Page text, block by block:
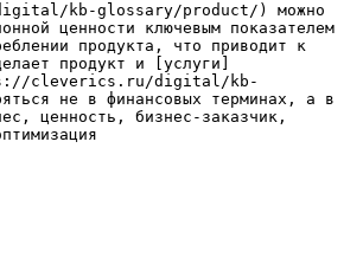
kb-glossary/product/) можно
ценности ключевым показателем
продукта, что приводит к
продукт и [услуги]
cleverics.ru/digital/kb-
не в финансовых терминах, а в
ценность, бизнес-заказчик,